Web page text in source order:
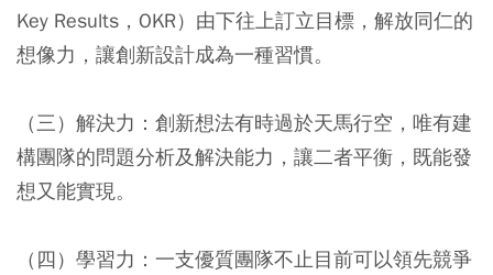
Key Results，OKR）由下往上訂立目標，解放同仁的
想像力，讓創新設計成為一種習慣。
（三）解決力：創新想法有時過於天馬行空，唯有建
構團隊的問題分析及解決能力，讓二者平衡，既能發
想又能實現。
（四）學習力：一支優質團隊不止目前可以領先競爭